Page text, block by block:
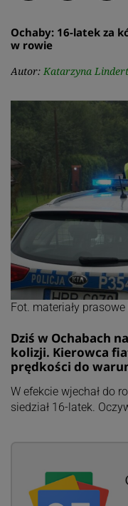
Ochaby: 16-latek za
w rowie
Autor: Katarzyna
Fot. materiały
Dziś w Ochabach
kolizji. Kierowca
prędkości do
W efekcie wjechał do
siedział 16-latek.